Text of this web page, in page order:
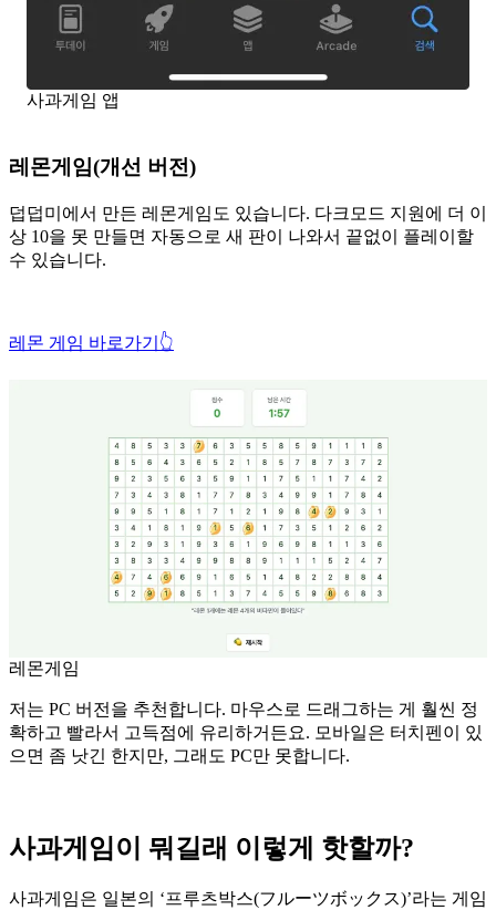
사과게임 앱
레몬게임(개선 버전)
덥덥미에서 만든 레몬게임도 있습니다. 다크모드 지원에 더 이
상 10을 못 만들면 자동으로 새 판이 나와서 끝없이 플레이할
수 있습니다.
레몬 게임 바로가기👆
레몬게임
저는 PC 버전을 추천합니다. 마우스로 드래그하는 게 훨씬 정
확하고 빨라서 고득점에 유리하거든요. 모바일은 터치펜이 있
으면 좀 낫긴 한지만, 그래도 PC만 못합니다.
사과게임이 뭐길래 이렇게 핫할까?
사과게임은 일본의 ‘프루츠박스(フルーツボックス)’라는 게임